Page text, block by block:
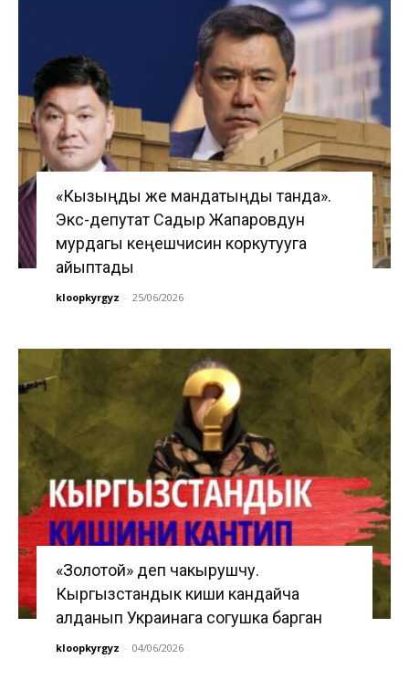
«Кызыңды же мандатыңды танда».
Экс-депутат Садыр Жапаровдун
мурдагы кеңешчисин коркутууга
айыптады
kloopkyrgyz - 25/06/2026
«Золотой» деп чакырушчу.
Кыргызстандык киши кандайча
алданып Украинага согушка барган
kloopkyrgyz - 04/06/2026